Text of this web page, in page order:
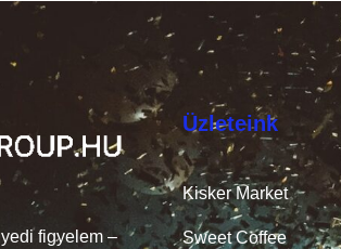
figyelem –
Üzleteink
Kisker Market
Sweet Coffee